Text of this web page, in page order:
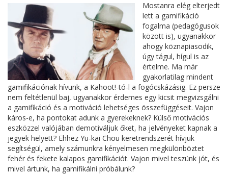
Mostanra elég elterjedt
lett a gamifikáció
fogalma (pedagógusok
között is), ugyanakkor
ahogy köznapiasodik,
úgy tágul, hígul is az
értelme. Ma már
gyakorlatilag mindent
gamifikációnak hívunk, a Kahoot!-tó-l a fogócskázásig. Ez persze
nem feltétlenül baj, ugyanakkor érdemes egy kicsit megvizsgálni
a gamifikáció és a motiváció lehetséges összefüggéseit. Vajon
káros-e, ha pontokat adunk a gyerekeknek? Külső motivációs
eszközzel valójában demotiváljuk őket, ha jelvényeket kapnak a
jegyek helyett? Ehhez Yu-kai Chou keretrendszerét hívjuk
segítségül, amely számunkra kényelmesen megkülönböztet
fehér és fekete kalapos gamifikációt. Vajon mivel teszünk jót, és
mivel ártunk, ha gamifikálni próbálunk?